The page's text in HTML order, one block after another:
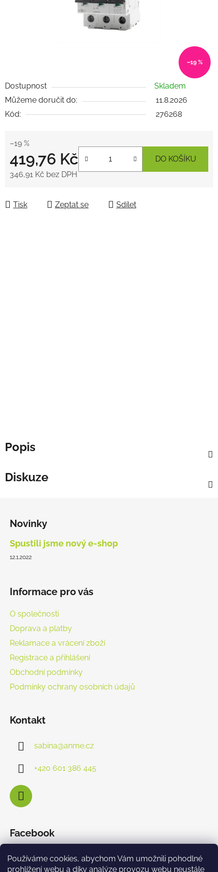
Používáme cookies, abychom Vám umožnili pohodlné
prohlížení webu a díky analýze provozu webu neustále
Dostupnost
Skladem
Můžeme doručit do:
11.8.2026
Kód:
276268
–19 %
419,76 Kč
346,91 Kč bez DPH
DO KOŠÍKU
Tisk Zeptat se Sdílet
–19 %
Popis
Diskuze
Novinky
Spustili jsme nový e-shop
12.1.2022
Informace pro vás
O společnosti
Doprava a platby
Reklamace a vrácení zboží
Registrace a přihlášení
Obchodní podmínky
Podmínky ochrany osobních údajů
Kontakt
sabina@anme.cz
+420 601 386 445
Facebook